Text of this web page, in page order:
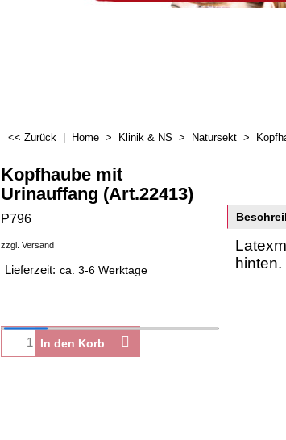
<< Zurück Home > Klinik & NS > Natursekt >
Kopfhaube mit
Urinauffang (Art.22413)
P796
zzgl. Versand
Lieferzeit: ca. 3-6 Werktage
In den Korb
hinten.